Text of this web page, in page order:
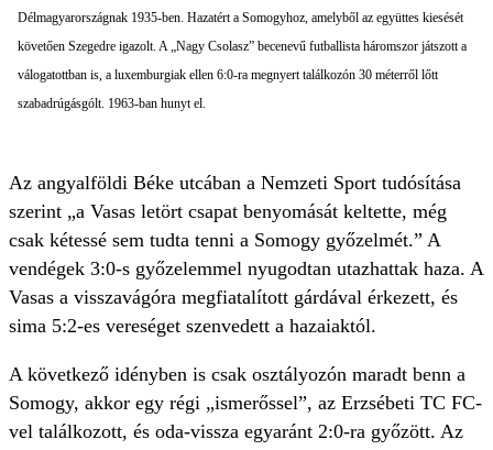
Délmagyarországnak 1935-ben. Hazatért a Somogyhoz, amelyből az együttes kiesését
követően Szegedre igazolt. A „Nagy Csolasz” becenevű futballista háromszor játszott a
válogatottban is, a luxemburgiak ellen 6:0-ra megnyert találkozón 30 méterről lőtt
szabadrúgásgólt. 1963-ban hunyt el.
Az angyalföldi Béke utcában a Nemzeti Sport tudósítása
szerint „a Vasas letört csapat benyomását keltette, még
csak kétessé sem tudta tenni a Somogy győzelmét.” A
vendégek 3:0-s győzelemmel nyugodtan utazhattak haza. A
Vasas a visszavágóra megfiatalított gárdával érkezett, és
sima 5:2-es vereséget szenvedett a hazaiaktól.
A következő idényben is csak osztályozón maradt benn a
Somogy, akkor egy régi „ismerőssel”, az Erzsébeti TC FC-
vel találkozott, és oda-vissza egyaránt 2:0-ra győzött. Az